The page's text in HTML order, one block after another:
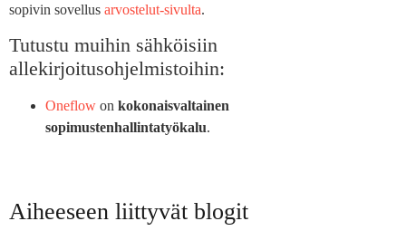
sopivin sovellus arvostelut-sivulta.
Tutustu muihin sähköisiin
allekirjoitusohjelmistoihin:
Oneflow on kokonaisvaltainen
sopimustenhallintatyökalu.
Aiheeseen liittyvät blogit